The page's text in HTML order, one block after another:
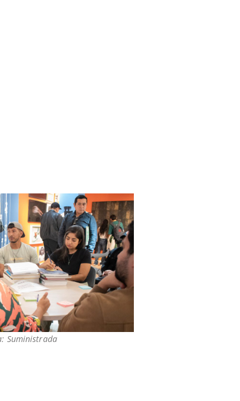
Suministrada